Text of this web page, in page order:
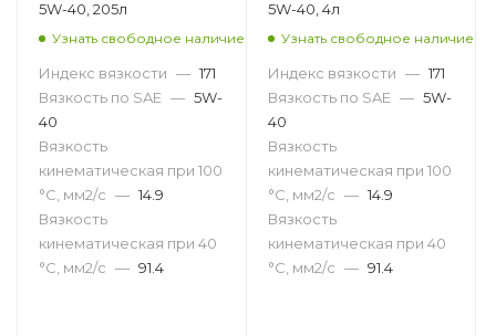
5W-40, 205л
Узнать свободное наличие
Индекс вязкости — 171
Вязкость по SAE — 5W-
40
Вязкость
кинематическая при 100
°С, мм2/с — 14.9
Вязкость
кинематическая при 40
°С, мм2/с — 91.4
5W-40, 4л
Узнать свободное наличие
Индекс вязкости — 171
Вязкость по SAE — 5W-
40
Вязкость
кинематическая при 100
°С, мм2/с — 14.9
Вязкость
кинематическая при 40
°С, мм2/с — 91.4